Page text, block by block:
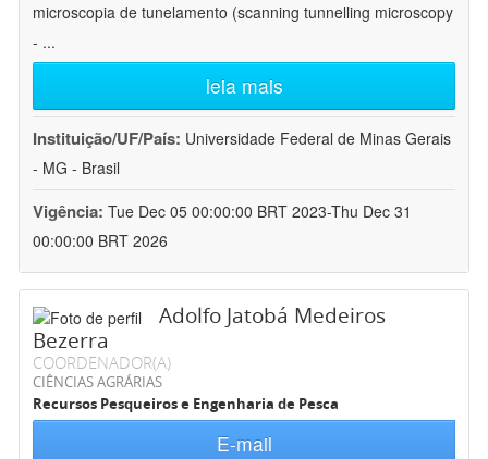
microscopia de tunelamento (scanning tunnelling microscopy
- ...
leia mais
Instituição/UF/País: Universidade Federal de Minas Gerais
- MG - Brasil
Vigência: Tue Dec 05 00:00:00 BRT 2023-Thu Dec 31
00:00:00 BRT 2026
Adolfo Jatobá Medeiros
Bezerra
COORDENADOR(A)
CIÊNCIAS AGRÁRIAS
Recursos Pesqueiros e Engenharia de Pesca
E-mail